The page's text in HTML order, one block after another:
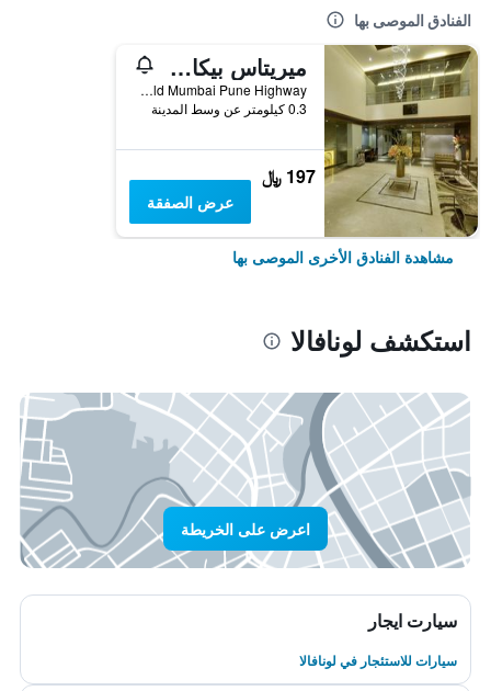
الفنادق الموصى بها
ميريتاس بيكاديل ريزورت - لونافالا
Plot No 137 A, Opp Tata Power House, Old Mumbai Pune Highway, لونافالا, الهند
0.3 كيلومتر عن وسط المدينة
197 ﷼
عرض الصفقة
مشاهدة الفنادق الأخرى الموصى بها
استكشف لونافالا
اعرض على الخريطة
سيارت ايجار
سيارات للاستئجار في لونافالا